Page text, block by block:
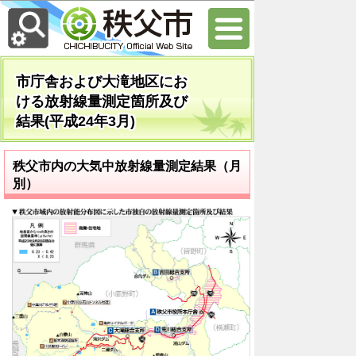
市庁舎および大滝地区にお
ける放射線量測定箇所及び
結果(平成24年3月)
秩父市内の大気中放射線量測定結果（月
別）